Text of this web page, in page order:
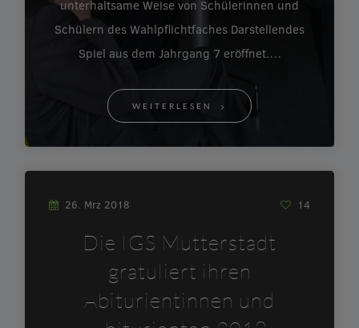
unterhaltsame Weise von Schülerinnen und
Schülern des Wahlpflichtfaches Darstellendes
Spiel aus dem Jahrgang 7 eröffnet.…
WEITERLESEN
26. Mrz 2018 14
Die IGS Mutterstadt
gratuliert ihren
Abiturientinnen und